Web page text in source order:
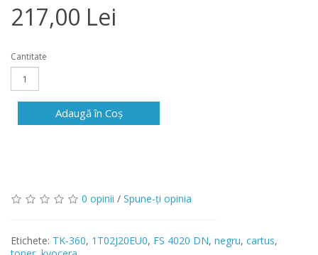
217,00 Lei
Cantitate
Adaugă în Coş
0 opinii / Spune-ţi opinia
Etichete: TK-360, 1T02J20EU0, FS 4020 DN, negru, cartus,